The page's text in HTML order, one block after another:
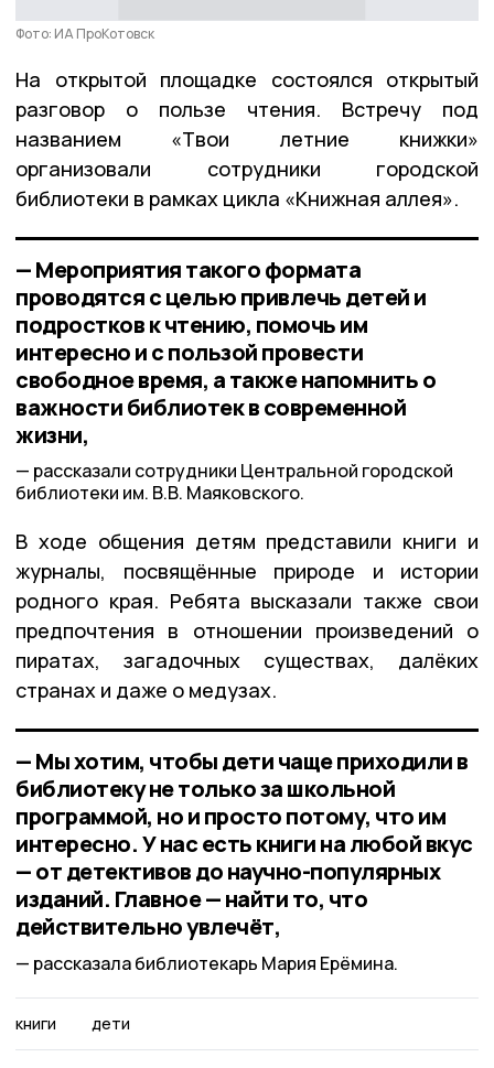
Фото: ИА ПроКотовск
На открытой площадке состоялся открытый
разговор о пользе чтения. Встречу под
названием «Твои летние книжки»
организовали сотрудники городской
библиотеки в рамках цикла «Книжная аллея».
— Мероприятия такого формата
проводятся с целью привлечь детей и
подростков к чтению, помочь им
интересно и с пользой провести
свободное время, а также напомнить о
важности библиотек в современной
жизни,
рассказали сотрудники Центральной городской
библиотеки им. В.В. Маяковского.
В ходе общения детям представили книги и
журналы, посвящённые природе и истории
родного края. Ребята высказали также свои
предпочтения в отношении произведений о
пиратах, загадочных существах, далёких
странах и даже о медузах.
— Мы хотим, чтобы дети чаще приходили в
библиотеку не только за школьной
программой, но и просто потому, что им
интересно. У нас есть книги на любой вкус
— от детективов до научно-популярных
изданий. Главное — найти то, что
действительно увлечёт,
рассказала библиотекарь Мария Ерёмина.
книги дети